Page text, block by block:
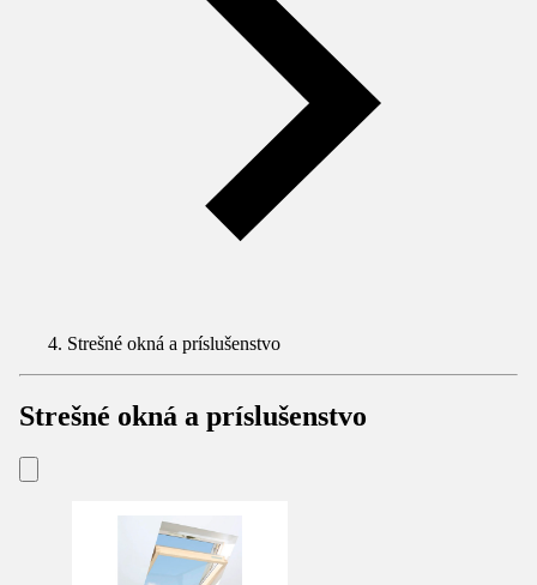
Strešné okná a príslušenstvo
Strešné okná a príslušenstvo